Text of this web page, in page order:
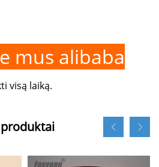
mus alibaba
visą laiką.